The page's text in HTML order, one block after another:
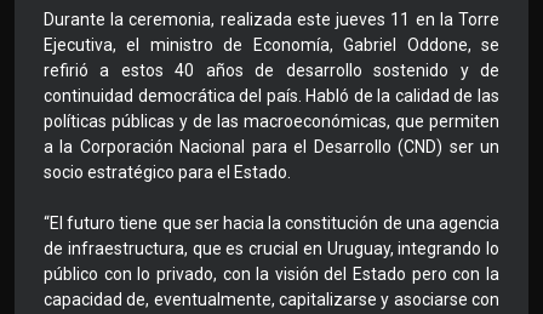
Durante la ceremonia, realizada este jueves 11 en la Torre
Ejecutiva, el ministro de Economía, Gabriel Oddone, se
refirió a estos 40 años de desarrollo sostenido y de
continuidad democrática del país. Habló de la calidad de las
políticas públicas y de las macroeconómicas, que permiten
a la Corporación Nacional para el Desarrollo (CND) ser un
socio estratégico para el Estado.
“El futuro tiene que ser hacia la constitución de una agencia
de infraestructura, que es crucial en Uruguay, integrando lo
público con lo privado, con la visión del Estado pero con la
capacidad de, eventualmente, capitalizarse y asociarse con